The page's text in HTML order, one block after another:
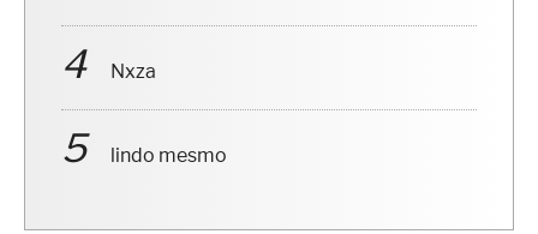
Nxza
lindo mesmo